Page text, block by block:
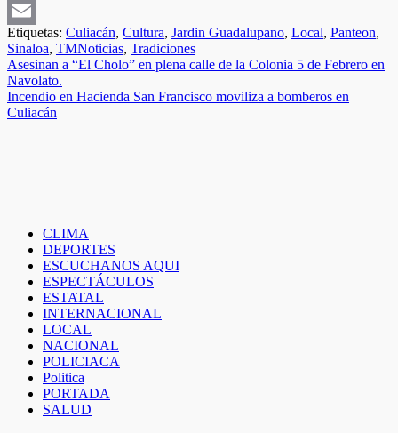
Telegram
Email
Etiquetas: Culiacán, Cultura, Jardin Guadalupano, Local, Panteon,
Sinaloa, TMNoticias, Tradiciones
Navegación
de
entradas
Asesinan a “El Cholo” en plena calle de la Colonia 5 de Febrero en
Navolato.
Incendio en Hacienda San Francisco moviliza a bomberos en
Culiacán
CLIMA
DEPORTES
ESCUCHANOS AQUI
ESPECTÁCULOS
ESTATAL
INTERNACIONAL
LOCAL
NACIONAL
POLICIACA
Politica
PORTADA
SALUD